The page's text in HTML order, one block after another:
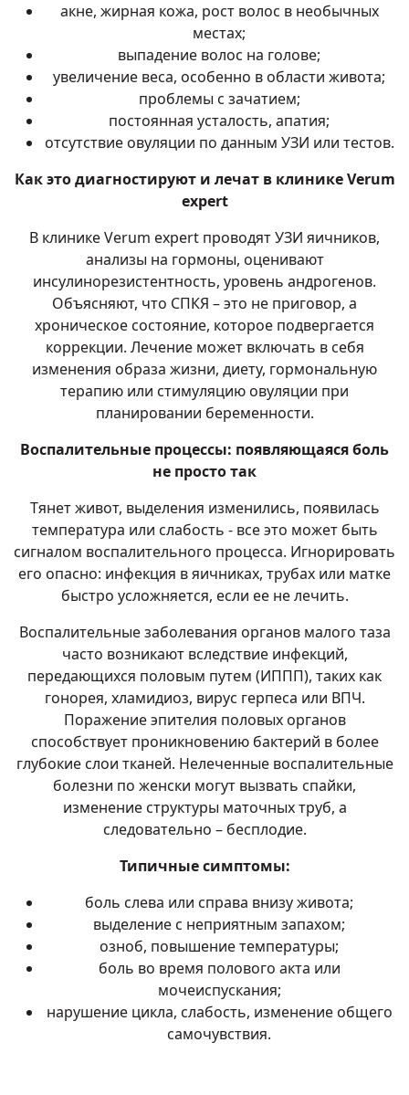
акне, жирная кожа, рост волос в необычных
местах;
выпадение волос на голове;
увеличение веса, особенно в области живота;
проблемы с зачатием;
постоянная усталость, апатия;
отсутствие овуляции по данным УЗИ или тестов.
Как это диагностируют и лечат в клинике Verum
expert
В клинике Verum expert проводят УЗИ яичников,
анализы на гормоны, оценивают
инсулинорезистентность, уровень андрогенов.
Объясняют, что СПКЯ – это не приговор, а
хроническое состояние, которое подвергается
коррекции. Лечение может включать в себя
изменения образа жизни, диету, гормональную
терапию или стимуляцию овуляции при
планировании беременности.
Воспалительные процессы: появляющаяся боль
не просто так
Тянет живот, выделения изменились, появилась
температура или слабость - все это может быть
сигналом воспалительного процесса. Игнорировать
его опасно: инфекция в яичниках, трубах или матке
быстро усложняется, если ее не лечить.
Воспалительные заболевания органов малого таза
часто возникают вследствие инфекций,
передающихся половым путем (ИППП), таких как
гонорея, хламидиоз, вирус герпеса или ВПЧ.
Поражение эпителия половых органов
способствует проникновению бактерий в более
глубокие слои тканей. Нелеченные воспалительные
болезни по женски могут вызвать спайки,
изменение структуры маточных труб, а
следовательно – бесплодие.
Типичные симптомы:
боль слева или справа внизу живота;
выделение с неприятным запахом;
озноб, повышение температуры;
боль во время полового акта или
мочеиспускания;
нарушение цикла, слабость, изменение общего
самочувствия.